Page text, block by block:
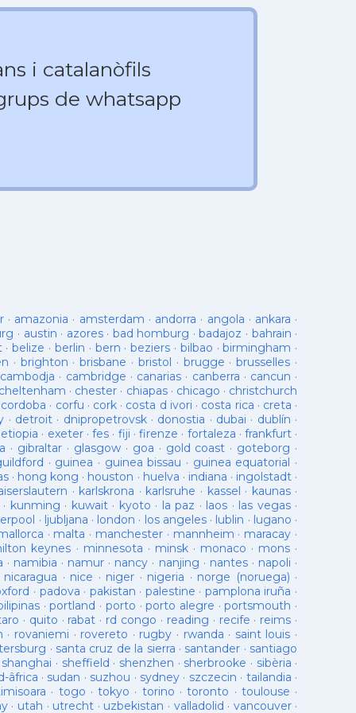
i catalanòfils
de whatsapp
· amazonia · amsterdam · andorra · angola · ankara ·
· austin · azores· bad homburg ·badajoz · bahrain ·
·belize · berlin · bern ·beziers · bilbao ·birmingham ·
· brighton ·brisbane · bristol · brugge ·brusselles ·
cambodja · cambridge · canarias · canberra · cancun ·
· chester · chiapas· chicago · christchurch
cordoba · corfu · cork · costa d ivori · costa rica · creta ·
· detroit· dnipropetrovsk· donostia · dubai · dublín ·
etiopia · exeter· fes · fiji · firenze · fortaleza · frankfurt ·
· gibraltar · glasgow· goa · gold coast · goteborg ·
· guinea · guinea bissau · guinea equatorial ·
· hong kong · houston · huelva · indiana · ingolstadt·
· karlskrona · karlsruhe · kassel · kaunas·
kunming · kuwait· kyoto · la paz · laos · las vegas·
· ljubljana · london · los angeles· lublin · lugano ·
· malta · manchester · mannheim · maracay ·
keynes · minnesota · minsk· monaco · mons ·
· namibia · namur · nancy · nanjing · nantes· napoli ·
nicaragua · nice · niger · nigeria · norge (noruega) ·
· padova · pakistan · palestine · pamplona iruña ·
·portland · porto ·porto alegre ·portsmouth ·
· quito · rabat · rd congo · reading · recife · reims ·
· rovaniemi · rovereto · rugby · rwanda · saint louis ·
· santa cruz de la sierra · santander · santiago
shanghai · sheffield · shenzhen · sherbrooke · sibèria ·
âfrica · sudan · suzhou · sydney · szczecin · tailandia ·
· togo ·tokyo · torino ·toronto · toulouse ·
· utah · utrecht · uzbekistan · valladolid · vancouver·